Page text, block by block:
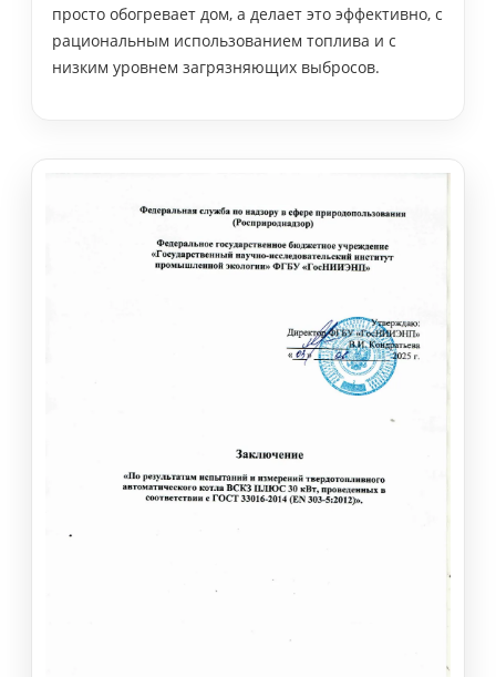
просто обогревает дом, а делает это эффективно, с
рациональным использованием топлива и с
низким уровнем загрязняющих выбросов.